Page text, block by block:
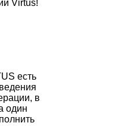
Virtus!
есть
в
один